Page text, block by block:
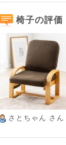
椅子の評価
さとちゃん さん